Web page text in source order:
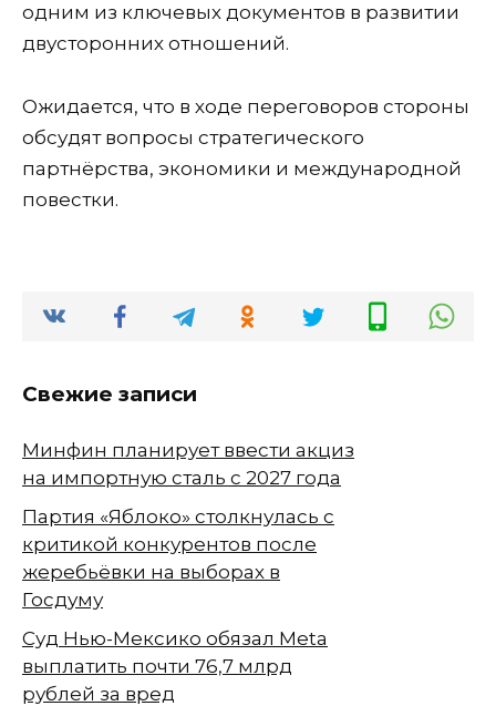
одним из ключевых документов в развитии
двусторонних отношений.
Ожидается, что в ходе переговоров стороны
обсудят вопросы стратегического
партнёрства, экономики и международной
повестки.
Свежие записи
Минфин планирует ввести акциз
на импортную сталь с 2027 года
Партия «Яблоко» столкнулась с
критикой конкурентов после
жеребьёвки на выборах в
Госдуму
Суд Нью-Мексико обязал Meta
выплатить почти 76,7 млрд
рублей за вред